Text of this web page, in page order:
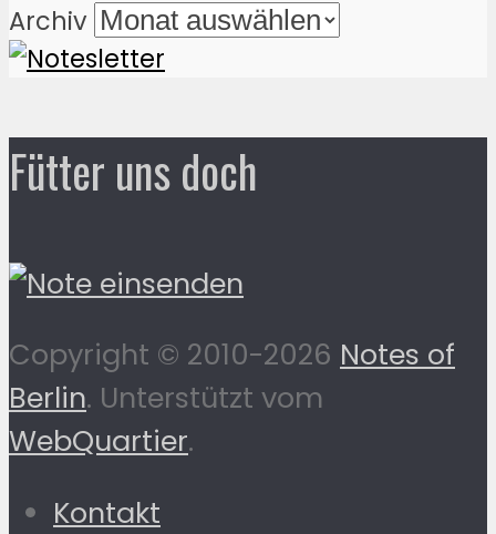
Archiv
Fütter uns doch
Copyright © 2010-2026 Notes of
Berlin. Unterstützt vom
WebQuartier.
Kontakt